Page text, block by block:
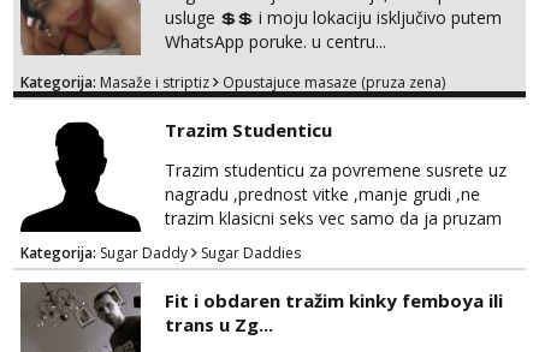
usluge 💲💲 i moju lokaciju isključivo putem
WhatsApp poruke. u centru...
Kategorija: Masaže i striptiz Opustajuce masaze (pruza zena)
Trazim Studenticu
Trazim studenticu za povremene susrete uz
nagradu ,prednost vitke ,manje grudi ,ne
trazim klasicni seks vec samo da ja pruzam
oral itd.....Javljanje na whatsapp sa
normalnom slikom ne trazim golotinju
,diskrecju dajem 100% i trazim istu.
Kategorija: Sugar Daddy Sugar Daddies
Fit i obdaren tražim kinky femboya ili
trans u Zg...